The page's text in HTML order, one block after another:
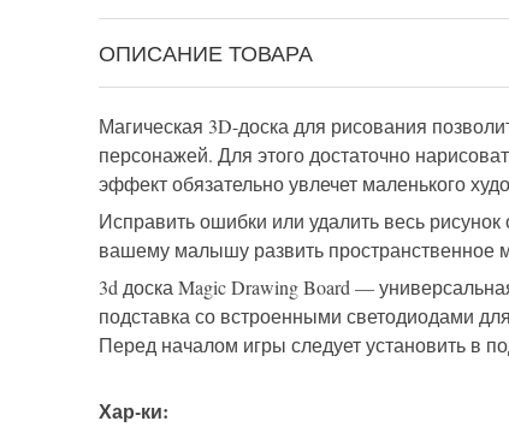
ОПИСАНИЕ ТОВАРА
Магическая 3D-доска для рисования
персонажей. Для этого достаточно
эффект обязательно увлечет маленького
Исправить ошибки или удалить весь
вашему малышу развить пространственное
3d доска Magic Drawing Board —
подставка со встроенными светодиодами
Перед началом игры следует установить в
Хар-ки: